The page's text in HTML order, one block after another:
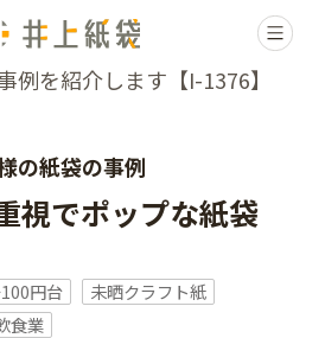
例を紹介します【I-1376】
の紙袋の事例
視でポップな紙袋
円台
未晒クラフト紙
食業